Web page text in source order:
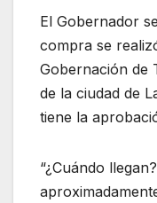
El Gobernador
compra se
Gobernación de
de la ciudad de
tiene la
“¿Cuándo